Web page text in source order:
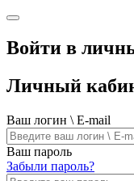
Войти в
Личный
Ваш логин \ E-mail
Ваш пароль
Забыли пароль?